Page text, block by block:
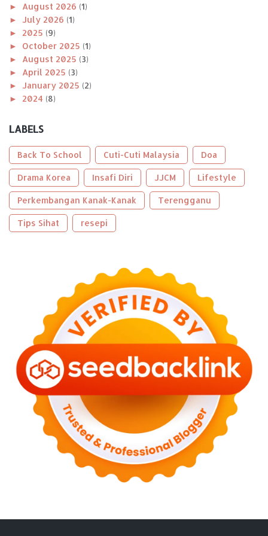
► August 2026 (1)
► July 2026 (1)
► 2025 (9)
► October 2025 (1)
► August 2025 (3)
► April 2025 (3)
► January 2025 (2)
► 2024 (8)
► November 2024
► August 2024(1)
►April 2024(1)
►January 2024
►2023(56)
►December 2023(2)
►October 2023(2)
►September 2023(5)
(3)
March 2023(6)
February 2023(6)
January 2023 (13)
2022 (43)
December 2022
►
September 2022(4)
►
August 2022(11)
►July 2022
June 2022 (1)
April 2022(4)
March 2022 (2)
February 2022(6)
January 2022
(2)
(9)
►September 2021(4)
LABELS
Back To School Cuti-Cuti Malaysia Doa
Drama Korea Insafi Diri JJCM Lifestyle
Perkembangan Kanak-Kanak Terengganu
Tips Sihat resepi